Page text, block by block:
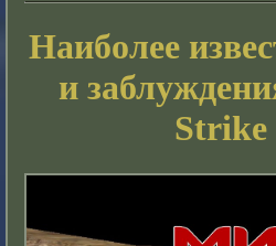
Наиболее
и
Strike